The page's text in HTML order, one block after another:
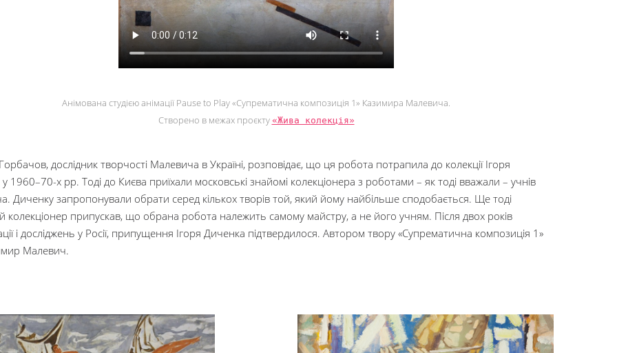
Анімована студією анімації Pause to Play «Супрематична композиція 1» Казимира Малевича.
Створено в межах проєкту«Жива колекція»
дослідник творчості Малевича в Україні, розповідає, що ця робота потрапила до колекції Ігоря
1960–70-х рр. Тоді до Києва приїхали московські знайомі колекціонера з роботами – як тоді вважали – учнів
Диченку запропонували обрати серед кількох творів той, який йому найбільше сподобається. Ще тоді
колекціонер припускав, що обрана робота належить самому майстру, а не його учням. Після двох років
і досліджень у Росії, припущення Ігоря Диченка підтвердилося. Автором твору «Супрематична композиція 1»
Малевич.